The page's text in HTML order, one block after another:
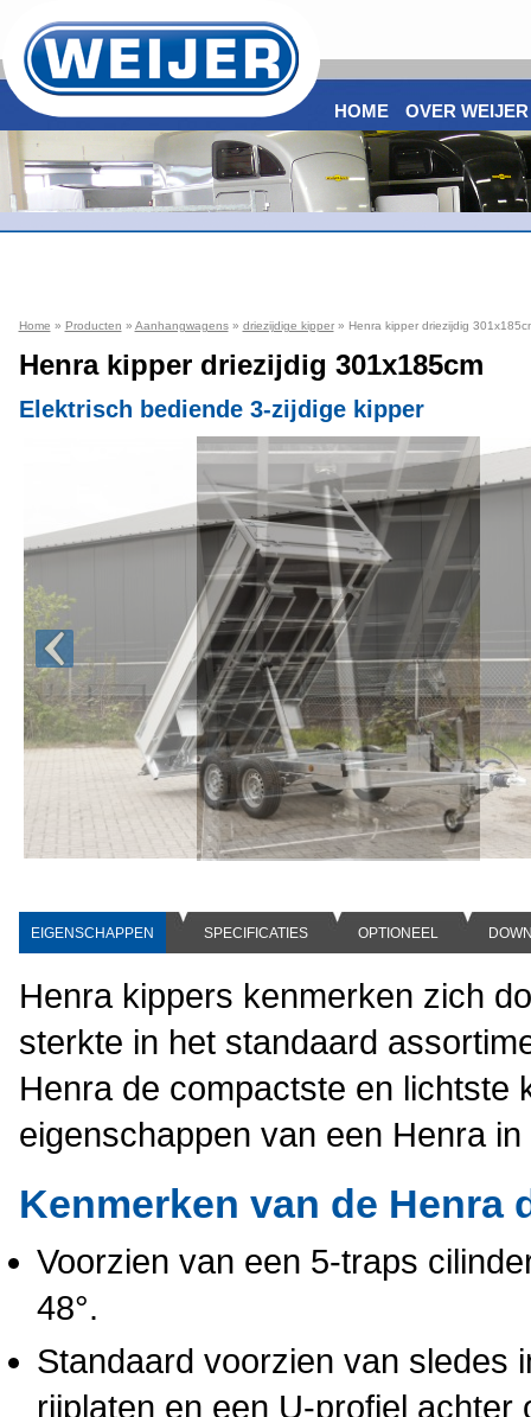
Showroom
3.500m2
Lees
Home » Producten » Aanhangwagens» driezijdige kipper» Henra kipper driezijdig
Henra kipper driezijdig 301x185cm
Elektrisch bediende 3-zijdige kipper
EIGENSCHAPPEN SPECIFICATIES OPTIONEEL
Henra kippers kenmerken zich
sterkte in het standaard
Henra de compactste en lichtste
eigenschappen van een Henra in
Kenmerken van de Henra
Voorzien van een 5-traps
48°.
Standaard voorzien van sledes
rijplaten en een U-profiel achter
HOME OVER WEIJER